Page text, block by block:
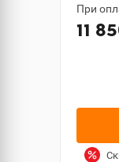
При
11